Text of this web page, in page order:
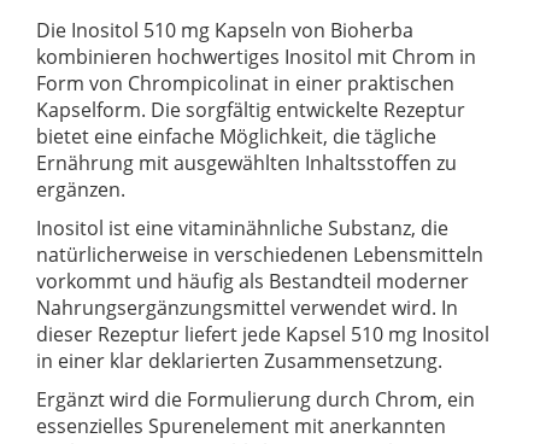
Die Inositol 510 mg Kapseln von Bioherba
kombinieren hochwertiges Inositol mit Chrom in
Form von Chrompicolinat in einer praktischen
Kapselform. Die sorgfältig entwickelte Rezeptur
bietet eine einfache Möglichkeit, die tägliche
Ernährung mit ausgewählten Inhaltsstoffen zu
ergänzen.
Inositol ist eine vitaminähnliche Substanz, die
natürlicherweise in verschiedenen Lebensmitteln
vorkommt und häufig als Bestandteil moderner
Nahrungsergänzungsmittel verwendet wird. In
dieser Rezeptur liefert jede Kapsel 510 mg Inositol
in einer klar deklarierten Zusammensetzung.
Ergänzt wird die Formulierung durch Chrom, ein
essenzielles Spurenelement mit anerkannten